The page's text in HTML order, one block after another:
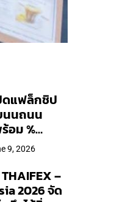
ดแฟล็กชิป
นนถนน
อม %
ะคอลเลก
าะสาขา
9, 2026
–
2026 จัด